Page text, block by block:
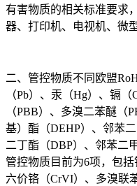
有害物质的相关标准要求
器、打印机、电视机、微
二、管控物质不同欧盟
（Pb）、汞（Hg）、镉
（PBB）、多溴二苯醚（
基）酯（DEHP）、邻苯
二丁酯（DBP）、邻苯二
管控物质目前为6项，包括
六价铬（CrVI）、多溴联